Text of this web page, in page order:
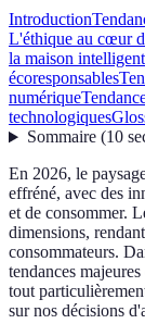
Introduction
L'éthique au cœur
la maison
écoresponsables
numérique
technologiques
Sommaire(10
En 2026, le
effréné, avec des
et de consommer.
dimensions,
consommateurs.
tendances
tout
sur nos décisions